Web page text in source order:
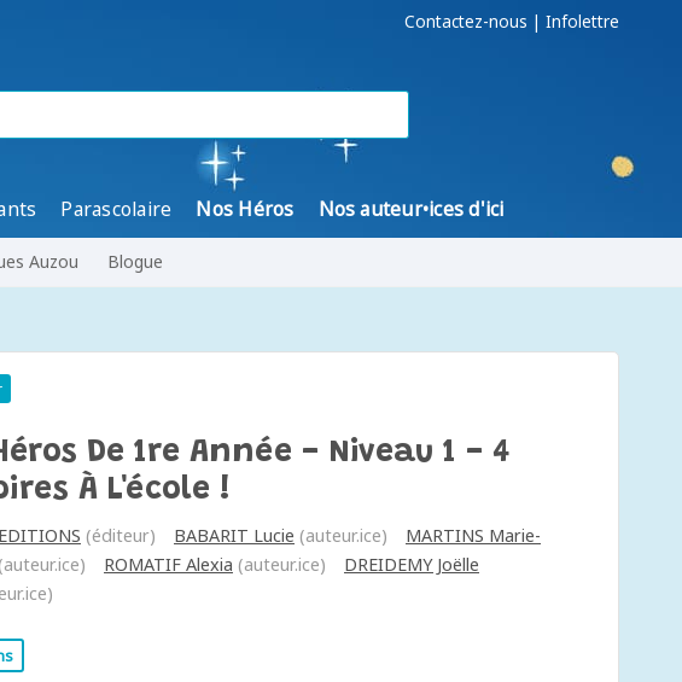
Contactez-nous | Infolettre
Parascolaire Nos Héros Nos auteur•ices d'ici
Auzou Blogue
De 1re Année - Niveau 1 - 4
À L'école !
(éditeur) BABARIT Lucie (auteur.ice)
MARTINS Marie-
(auteur.ice) ROMATIF Alexia (auteur.ice)
DREIDEMY Joëlle